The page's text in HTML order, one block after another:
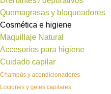
Quemagrasas y bloqueadores
Cosmética e higiene
Maquillaje Natural
Accesorios para higiene
Cuidado capilar
Champús y acondicionadores
Lociones y geles capilares